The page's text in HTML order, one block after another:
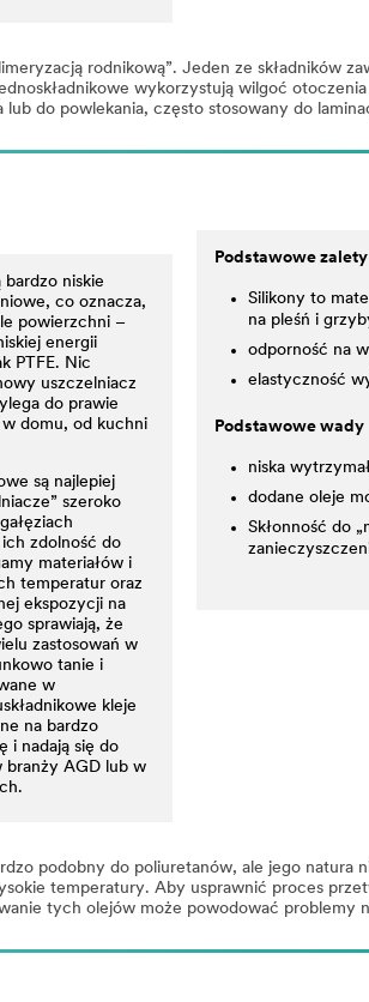
rodnikową”. Jeden ze składników
wykorzystują wilgoć
do powlekania, często stosowany do
bardzo niskie
co oznacza,
powierzchni –
energii
PTFE. Nic
uszczelniacz
do prawie
domu, od kuchni
są najlepiej
szeroko
zdolność do
materiałów i
temperatur oraz
ekspozycji na
sprawiają, że
zastosowań w
tanie i
w
kleje
na bardzo
i nadają się do
branży AGD lub w
Podstawowe zalety
Silikony to
na pleśń i
odporność na
elastyczność
Podstawowe wady
niska
dodane oleje
Skłonność do
podobny do poliuretanów, ale jego natura
temperatury. Aby usprawnić proces
tych olejów może powodować problemy